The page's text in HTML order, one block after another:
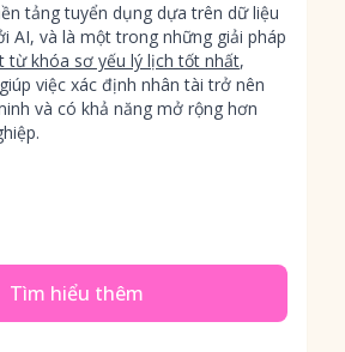
tảng tuyển dụng dựa trên dữ liệu
AI, và là một trong những giải pháp
từ khóa sơ yếu lý lịch tốt nhất,
việc xác định nhân tài trở nên
và có khả năng mở rộng hơn
Tìm hiểu thêm